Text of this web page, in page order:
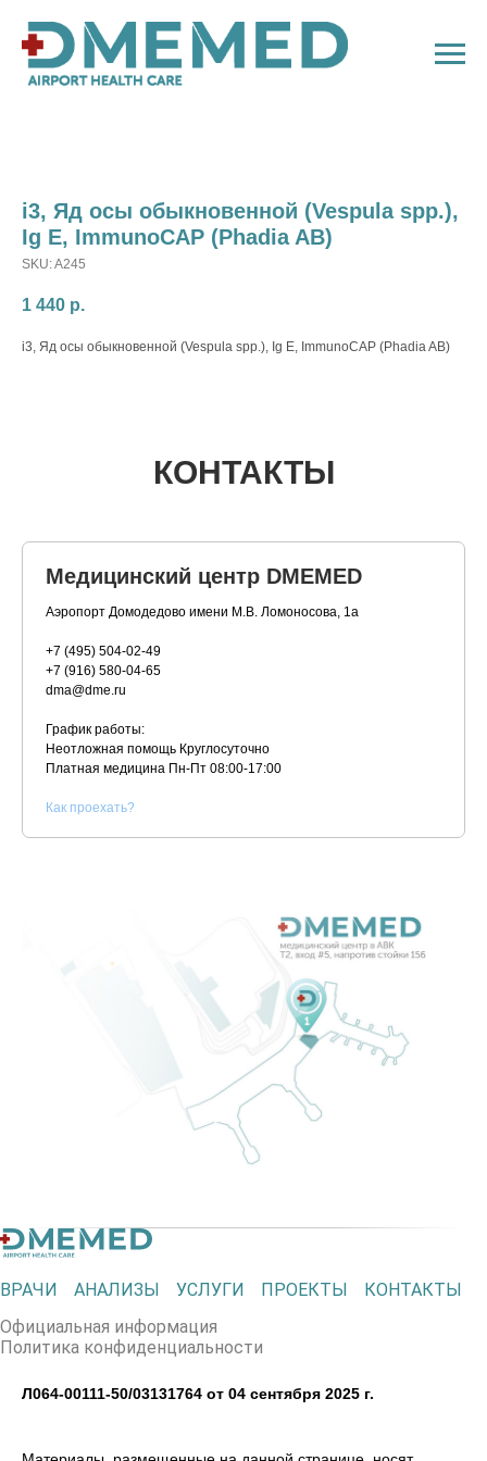
i3, Яд осы обыкновенной (Vespula spp.),
Ig E, ImmunoCAP (Phadia AB)
SKU:A245
1 440 р.
i3, Яд осы обыкновенной (Vespula spp.), Ig E, ImmunoCAP (Phadia AB)
КОНТАКТЫ
Медицинский центр DMEMED
Аэропорт Домодедово имени М.В. Ломоносова, 1а
+7 (495) 504-02-49
+7 (916) 580-04-65
dma@dme.ru
График работы:
Неотложная помощь Круглосуточно
Платная медицина Пн-Пт 08:00-17:00
Как проехать?
ВРАЧИ АНАЛИЗЫ УСЛУГИ ПРОЕКТЫ
КОНТАКТЫ
Официальная информация
Политика конфиденциальности
Л064-00111-50/03131764 от 04 сентября 2025 г.